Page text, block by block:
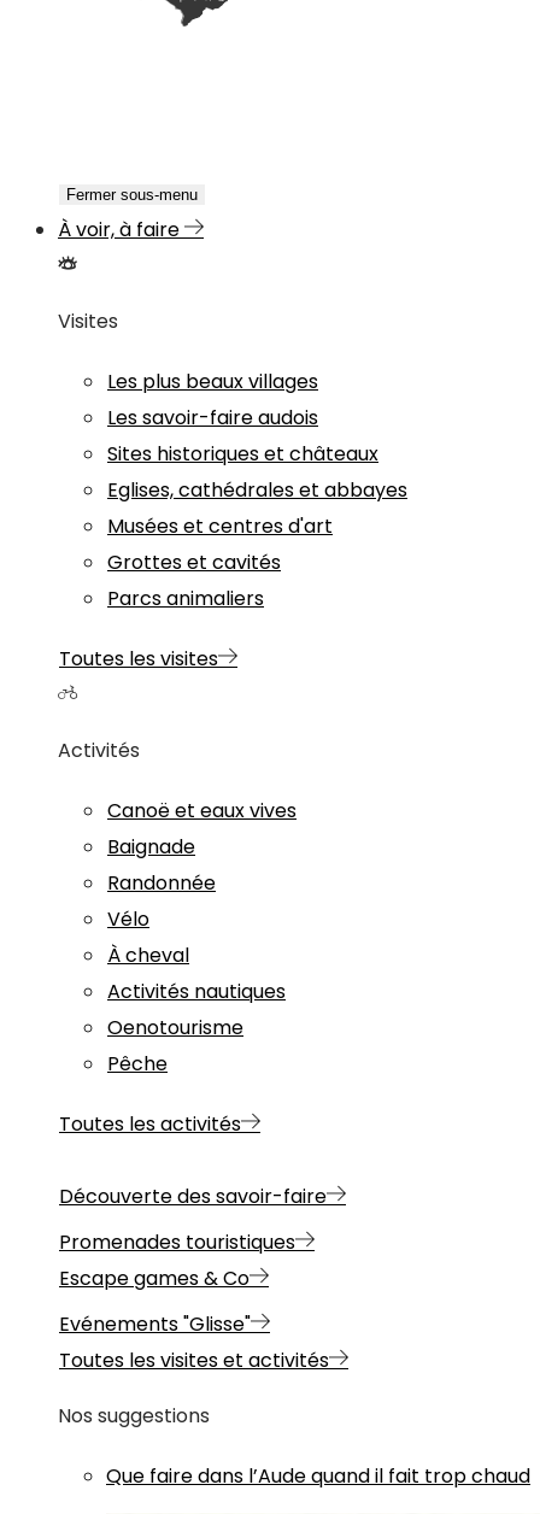
Fermer sous-menu
À voir, à faire
Visites
Les plus beaux villages
Les savoir-faire audois
Sites historiques et châteaux
Eglises, cathédrales et abbayes
Musées et centres d'art
Grottes et cavités
Parcs animaliers
Toutes les visites
Activités
Canoë et eaux vives
Baignade
Randonnée
Vélo
À cheval
Activités nautiques
Oenotourisme
Pêche
Toutes les activités
Découverte des savoir-faire
Promenades touristiques
Escape games & Co
Evénements "Glisse"
Toutes les visites et activités
Nos suggestions
Que faire dans l’Aude quand il fait trop chaud